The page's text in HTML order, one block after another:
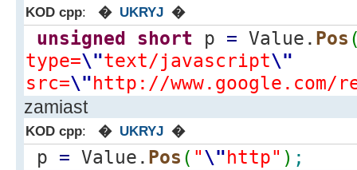
KOD cpp: � UKRYJ �
unsigned short p = Value. Pos
type=\"text/javascript\"
src=\" http://www.google.com/
zamiast
KOD cpp: � UKRYJ �
p = Value. Pos ( "\" http" ) ;